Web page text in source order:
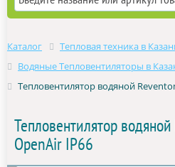
Каталог
Тепловая техника в
Водяные Тепловентиляторы в
Тепловентилятор водяной
Тепловентилятор
OpenAir IP66